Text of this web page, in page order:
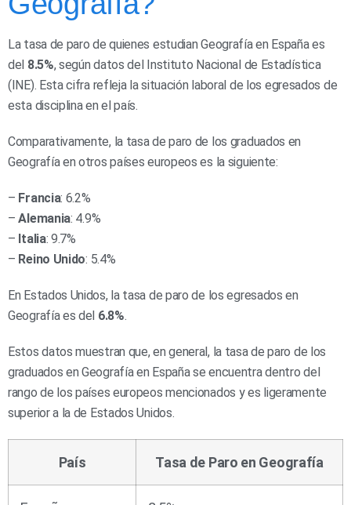
La tasa de paro de quienes estudian Geografía en España es
del 8.5%, según datos del Instituto Nacional de Estadística
(INE). Esta cifra refleja la situación laboral de los egresados de
esta disciplina en el país.
Comparativamente, la tasa de paro de los graduados en
Geografía en otros países europeos es la siguiente:
– Francia: 6.2%
–Alemania: 4.9%
– Italia: 9.7%
– Reino Unido: 5.4%
En Estados Unidos, la tasa de paro de los egresados en
Geografía es del 6.8%.
Estos datos muestran que, en general, la tasa de paro de los
graduados en Geografía en España se encuentra dentro del
rango de los países europeos mencionados y es ligeramente
superior a la de Estados Unidos.
País Tasa de Paro en Geografía